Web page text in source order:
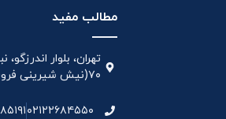
مطالب مفید
تهران، بلوار
۷۰(نیش شیرینی فروشی نیشکر)، واحد ۳۳ ، طبقه ۵
۰۲۱۲۲۶۸۴۵۵۰